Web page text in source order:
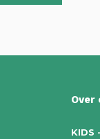
Over
KIDS